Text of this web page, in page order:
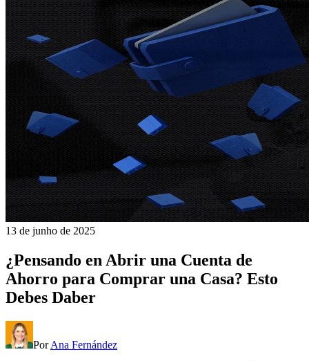
13 de junho de 2025
¿Pensando en Abrir una Cuenta de
Ahorro para Comprar una Casa? Esto
Debes Daber
Por Ana Fernández